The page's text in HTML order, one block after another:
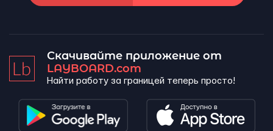
Скачивайте приложение от
LAYBOARD.com
Найти работу за границей теперь просто!